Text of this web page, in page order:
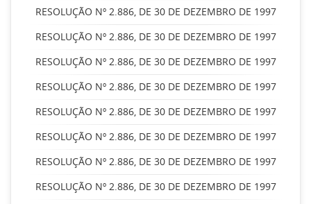
RESOLUÇÃO Nº 2.886, DE 30 DE DEZEMBRO DE 1997
RESOLUÇÃO Nº 2.886, DE 30 DE DEZEMBRO DE 1997
RESOLUÇÃO Nº 2.886, DE 30 DE DEZEMBRO DE 1997
RESOLUÇÃO Nº 2.886, DE 30 DE DEZEMBRO DE 1997
RESOLUÇÃO Nº 2.886, DE 30 DE DEZEMBRO DE 1997
RESOLUÇÃO Nº 2.886, DE 30 DE DEZEMBRO DE 1997
RESOLUÇÃO Nº 2.886, DE 30 DE DEZEMBRO DE 1997
RESOLUÇÃO Nº 2.886, DE 30 DE DEZEMBRO DE 1997